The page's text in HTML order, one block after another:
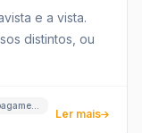
e a vista.
distintos, ou
Ler mais